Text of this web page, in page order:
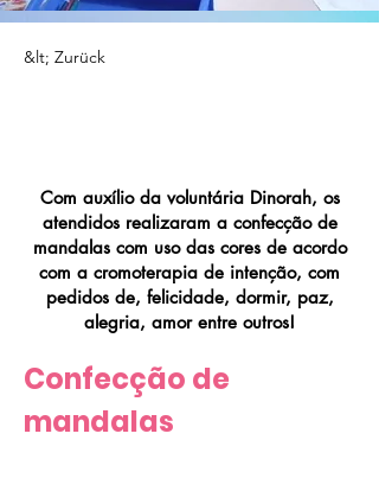
&lt; Zurück
Com auxílio da voluntária Dinorah, os
atendidos realizaram a confecção de
mandalas com uso das cores de acordo
com a cromoterapia de intenção, com
pedidos de, felicidade, dormir, paz,
alegria, amor entre outros!
Confecção de
mandalas